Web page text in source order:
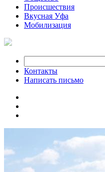
Происшествия
Вкусная Уфа
Мобилизация
Контакты
Написать письмо